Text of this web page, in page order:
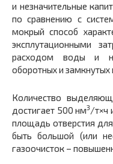
и незначительные
по сравнению с
мокрый способ
эксплутационными
расходом воды и
оборотных и
Количество
достигает 500 нм3/т×ч
площадь отверстия
быть большой (или
газоочисток –